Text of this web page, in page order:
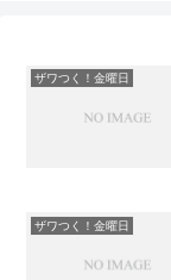
ザワつく！金曜日
ザワつく！金曜日